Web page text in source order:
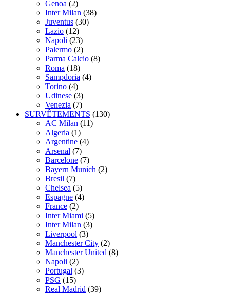
Genoa (2)
Inter Milan (38)
Juventus (30)
Lazio (12)
Napoli (23)
Palermo (2)
Parma Calcio (8)
Roma (18)
Sampdoria (4)
Torino (4)
Udinese (3)
Venezia (7)
SURVÊTEMENTS (130)
AC Milan (11)
Algeria (1)
Argentine (4)
Arsenal (7)
Barcelone (7)
Bayern Munich (2)
Bresil (7)
Chelsea (5)
Espagne (4)
France (2)
Inter Miami (5)
Inter Milan (3)
Liverpool (3)
Manchester City (2)
Manchester United (8)
Napoli (2)
Portugal (3)
PSG (15)
Real Madrid (39)